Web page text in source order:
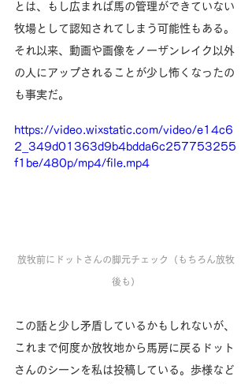
とは、もし広まれば馬の管理ができていない
牧場として認知されてしまう可能性もある。
それ以来、動画や画像をノーザンレイク以外
の人にアップされることが少し怖くなったの
も事実だ。
https://video.wixstatic.com/video/e14c6
2_349d01363d9b4bdda6c257753255
f1be/480p/mp4/file.mp4
放牧前にドットさんの脚元チェック（もちろん放牧
後も）
この話と少し矛盾しているかもしれないが、
これまで何度か放牧地から馬房に戻るドット
さんのシーンを私は投稿している。歩様など